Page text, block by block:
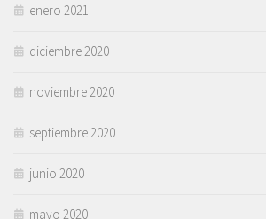
enero 2021
diciembre 2020
noviembre 2020
septiembre 2020
junio 2020
mayo 2020